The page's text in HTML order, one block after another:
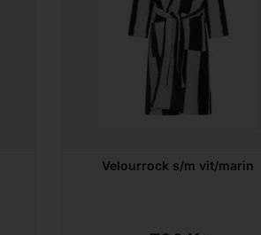
Velourrock s/m vit/marin